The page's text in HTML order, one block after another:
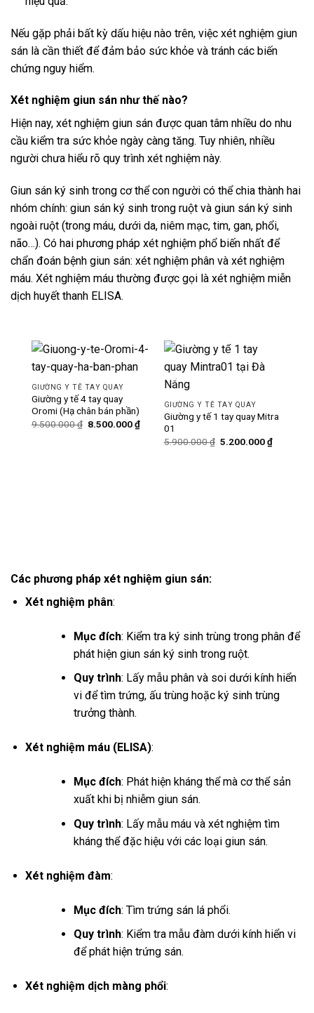
Nếu gặp phải bất kỳ dấu hiệu nào trên, việc xét nghiệm giun
sán là cần thiết để đảm bảo sức khỏe và tránh các biến
chứng nguy hiểm.
Xét nghiệm giun sán như thế nào?
Hiện nay, xét nghiệm giun sán được quan tâm nhiều do nhu
cầu kiểm tra sức khỏe ngày càng tăng. Tuy nhiên, nhiều
người chưa hiểu rõ quy trình xét nghiệm này.
Giun sán ký sinh trong cơ thể con người có thể chia thành hai
nhóm chính: giun sán ký sinh trong ruột và giun sán ký sinh
ngoài ruột (trong máu, dưới da, niêm mạc, tim, gan, phổi,
não…). Có hai phương pháp xét nghiệm phổ biến nhất để
chẩn đoán bệnh giun sán: xét nghiệm phân và xét nghiệm
máu. Xét nghiệm máu thường được gọi là xét nghiệm miễn
dịch huyết thanh ELISA.
-11%
GIƯỜNG Y TẾ TAY QUAY
Giường y tế 4 tay quay
Oromi (Hạ chân bán phần)
9.500.000₫ Giá
8.500.000₫Giá
hiện
-12%
GIƯỜNG Y TẾ TAY QUAY
Giường y tế 1 tay quay Mitra
01
5.900.000₫ Giá
5.200.000₫Giá
hiện
Các phương pháp xét nghiệm giun sán:
Xét nghiệm phân:
Mục đích: Kiểm tra ký sinh trùng trong phân để
phát hiện giun sán ký sinh trong ruột.
Quy trình: Lấy mẫu phân và soi dưới kính hiển
vi để tìm trứng, ấu trùng hoặc ký sinh trùng
trưởng thành.
Xét nghiệm máu (ELISA):
Mục đích: Phát hiện kháng thể mà cơ thể sản
xuất khi bị nhiễm giun sán.
Quy trình: Lấy mẫu máu và xét nghiệm tìm
kháng thể đặc hiệu với các loại giun sán.
Xét nghiệm đàm:
Mục đích: Tìm trứng sán lá phổi.
Quy trình: Kiểm tra mẫu đàm dưới kính hiển vi
để phát hiện trứng sán.
Xét nghiệm dịch màng phổi: